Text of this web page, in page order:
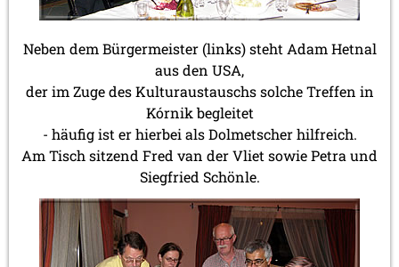
Neben dem Bürgermeister (links) steht Adam Hetnal
aus den USA,
der im Zuge des Kulturaustauschs solche Treffen in
Kórnik begleitet
- häufig ist er hierbei als Dolmetscher hilfreich.
Am Tisch sitzend Fred van der Vliet sowie Petra und
Siegfried Schönle.